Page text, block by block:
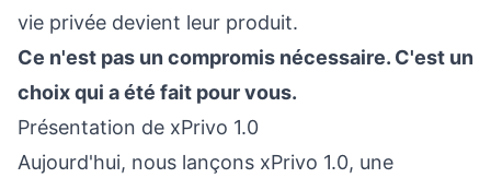
vie privée devient leur produit.
Ce n'est pas un compromis nécessaire. C'est un
choix qui a été fait pour vous.
Présentation de xPrivo 1.0
Aujourd'hui, nous lançons xPrivo 1.0, une